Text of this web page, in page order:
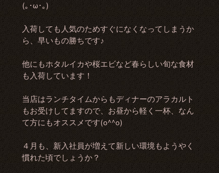
(｡･ω･｡)
入荷しても人気のためすぐになくなってしまうか
ら、早いもの勝ちです♪
他にもホタルイカや桜エビなど春らしい旬な食材
も入荷しています！
当店はランチタイムからもディナーのアラカルト
もお受けしてますので、お昼から軽く一杯、なん
て方にもオススメです(o^^o)
４月も、新入社員が増えて新しい環境もようやく
慣れた頃でしょうか？